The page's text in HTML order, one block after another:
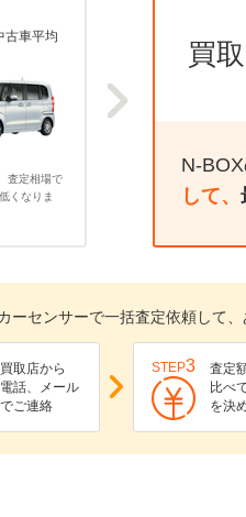
古車平均
査定相場で
くなりま
買
N-
して、
ーセンサーで一括査定依頼して
買取店から
電話、メール
でご連絡
STEP3
査定
比べ
を決